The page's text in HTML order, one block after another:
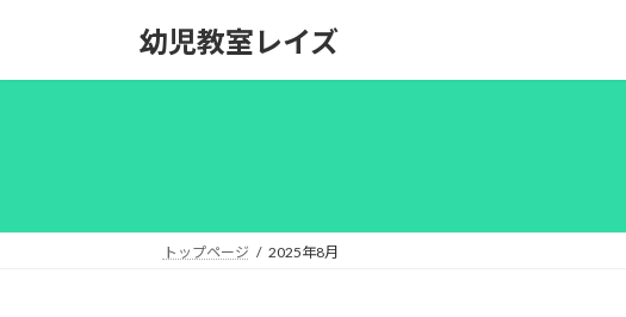
幼児教室レイズ
トップページ 2025年8月